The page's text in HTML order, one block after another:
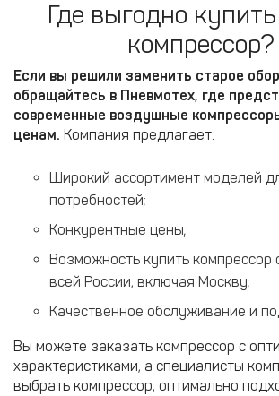
Где выгодно
компрессор?
Если вы решили заменить старое
обращайтесь в Пневмотех, где
современные воздушные
ценам. Компания предлагает:
Широкий ассортимент моделей
потребностей;
Конкурентные цены;
Возможность купить компрессор
всей России, включая Москву;
Качественное обслуживание и
Вы можете заказать компрессор с
характеристиками, а специалисты
выбрать компрессор, оптимально